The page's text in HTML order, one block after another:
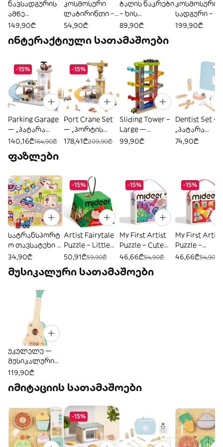
ნავსადგურის
ამწე
მოწყობილობი
ს ნაკრები —
ხის
ბლო
სათამაშო
149,90₾
კოსმოსური
ლაბირინთი –
ხის
ბლო
54,90₾
ბაღის ნაკრები
– ხის
საგანმანათლე
89,90₾
კოსმოსური
სადგური –
199,90₾
ინტერაქტიული სათამაშოები
-15%
Parking Garage
— „პატარა
ქალაქის
140,16₾164,90₾
-15%
Port Crane Set
— „პორტის
ამწე და
178,41₾209,90₾
Sliding Tower –
Large —
„მანქანების
99,90₾
Dentist Set —
„პატარა
74,90₾
ფაზლები
სატრანსპორტ
ო თავსატეხი –
ხის
ბლო
34,90₾
-15%
Artist Fairytale
Puzzle – Little
Red Riding
Hood —
„წითელქუდას
50,91₾59,90₾
-15%
My First Artist
Puzzle – Cute
Dinosaurs
46,66₾54,90₾
-15%
My First Artist
Puzzle –
Construction
46,66₾54,90₾
მუსიკალური სათამაშოები
უკულელე —
მუსიკალური
ხის სათამაშო
119,90₾
იმიტაციის სათამაშოები
-15%